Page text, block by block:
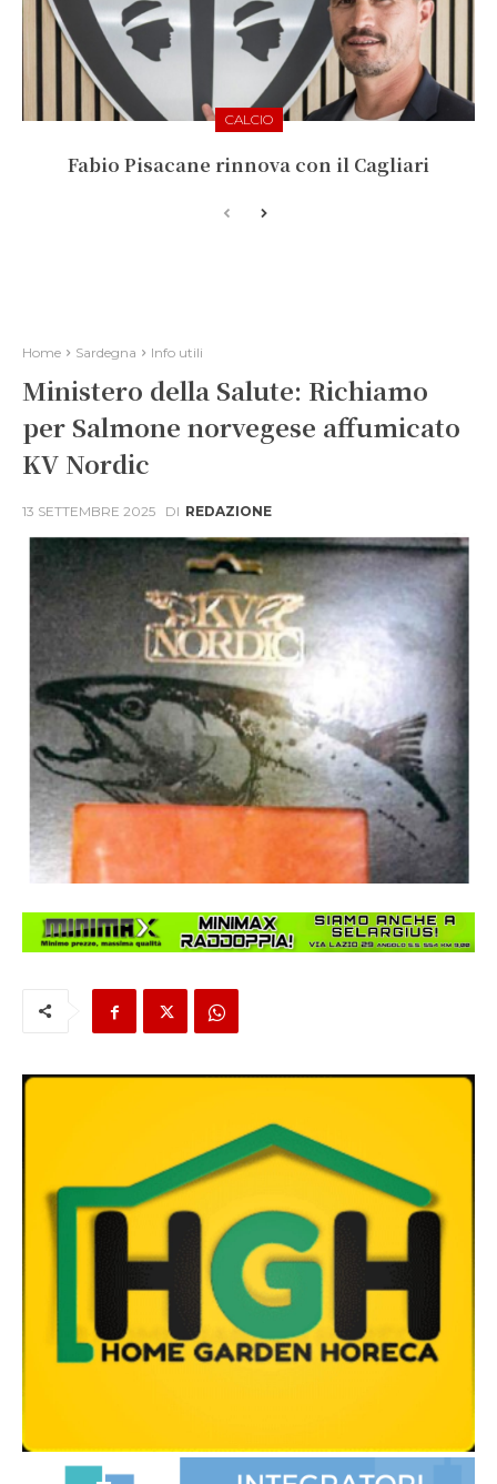
CALCIO
Fabio Pisacane rinnova con il Cagliari